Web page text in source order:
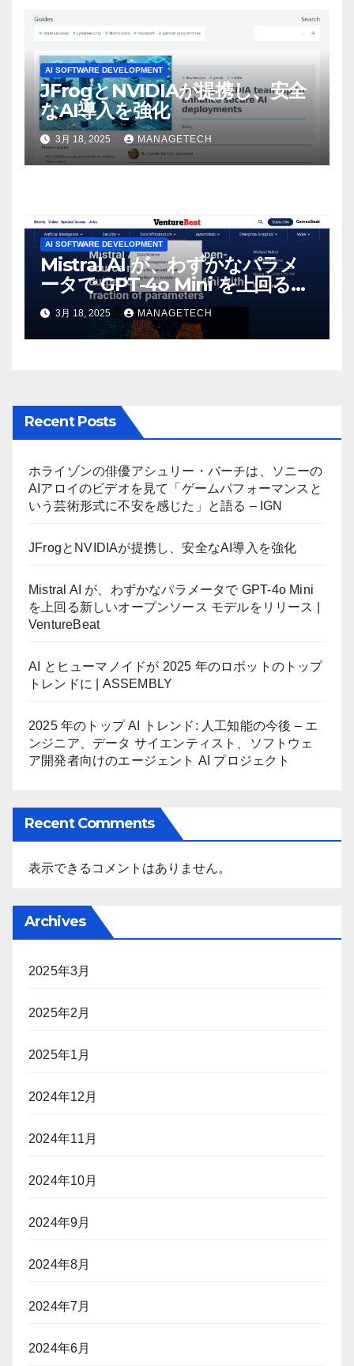
AI SOFTWARE DEVELOPMENT
JFrogとNVIDIAが提携し、安全
なAI導入を強化
3月 18, 2025 MANAGETECH
AI SOFTWARE DEVELOPMENT
Mistral AI が、わずかなパラメ
ータで GPT-4o Mini を上回る新
しいオープンソース モデルをリ
リース | VentureBeat
3月 18, 2025 MANAGETECH
Recent Posts
ホライゾンの俳優アシュリー・バーチは、ソニーの
AIアロイのビデオを見て「ゲームパフォーマンスと
いう芸術形式に不安を感じた」と語る – IGN
JFrogとNVIDIAが提携し、安全なAI導入を強化
Mistral AI が、わずかなパラメータで GPT-4o Mini
を上回る新しいオープンソース モデルをリリース |
VentureBeat
AI とヒューマノイドが 2025 年のロボットのトップ
トレンドに | ASSEMBLY
2025 年のトップ AI トレンド: 人工知能の今後 – エ
ンジニア、データ サイエンティスト、ソフトウェ
ア開発者向けのエージェント AI プロジェクト
Recent Comments
表示できるコメントはありません。
Archives
2025年3月
2025年2月
2025年1月
2024年12月
2024年11月
2024年10月
2024年9月
2024年8月
2024年7月
2024年6月